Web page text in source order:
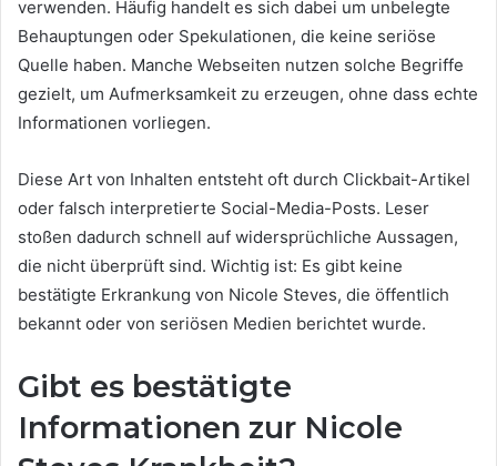
verwenden. Häufig handelt es sich dabei um unbelegte
Behauptungen oder Spekulationen, die keine seriöse
Quelle haben. Manche Webseiten nutzen solche Begriffe
gezielt, um Aufmerksamkeit zu erzeugen, ohne dass echte
Informationen vorliegen.
Diese Art von Inhalten entsteht oft durch Clickbait-Artikel
oder falsch interpretierte Social-Media-Posts. Leser
stoßen dadurch schnell auf widersprüchliche Aussagen,
die nicht überprüft sind. Wichtig ist: Es gibt keine
bestätigte Erkrankung von Nicole Steves, die öffentlich
bekannt oder von seriösen Medien berichtet wurde.
Gibt es bestätigte
Informationen zur Nicole